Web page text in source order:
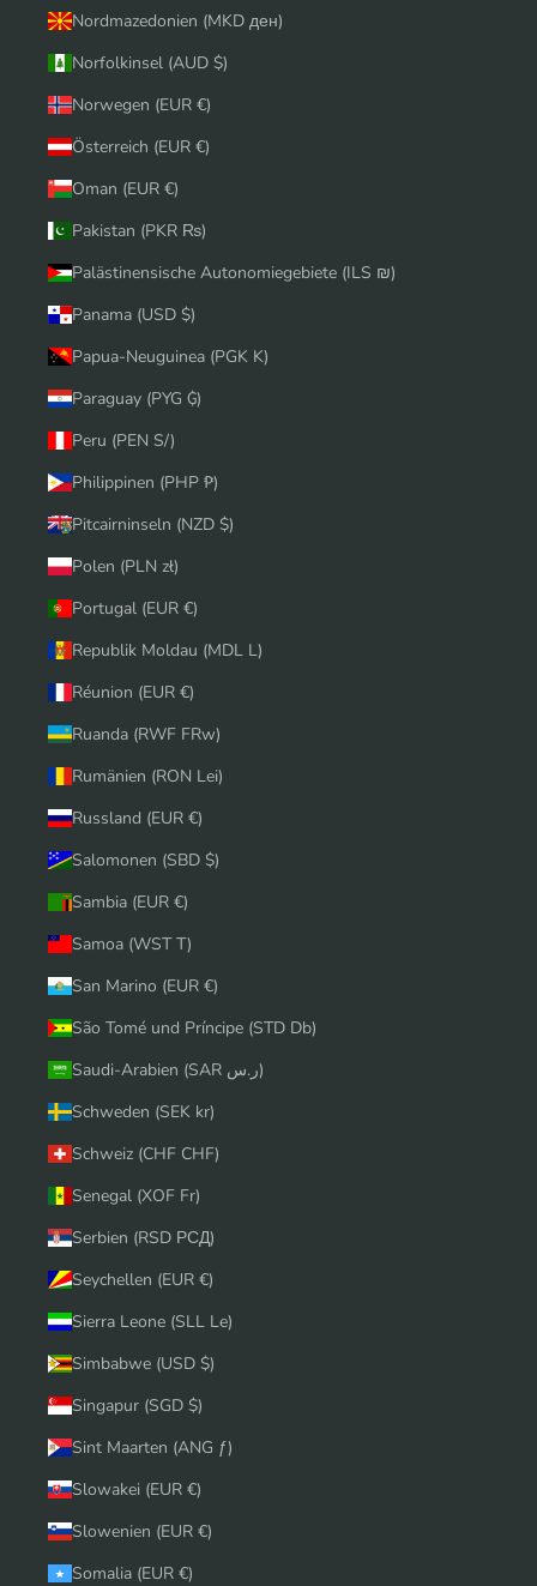
Nordmazedonien (MKD ден)
Norfolkinsel (AUD $)
Norwegen (EUR €)
Österreich (EUR €)
Oman (EUR €)
Pakistan (PKR ₨)
Palästinensische Autonomiegebiete (ILS ₪)
Panama (USD $)
Papua-Neuguinea (PGK K)
Paraguay (PYG ₲)
Peru (PEN S/)
Philippinen (PHP ₱)
Pitcairninseln (NZD $)
Polen (PLN zł)
Portugal (EUR €)
Republik Moldau (MDL L)
Réunion (EUR €)
Ruanda (RWF FRw)
Rumänien (RON Lei)
Russland (EUR €)
Salomonen (SBD $)
Sambia (EUR €)
Samoa (WST T)
San Marino (EUR €)
São Tomé und Príncipe (STD Db)
Saudi-Arabien (SAR ر.س)
Schweden (SEK kr)
Schweiz (CHF CHF)
Senegal (XOF Fr)
Serbien (RSD РСД)
Seychellen (EUR €)
Sierra Leone (SLL Le)
Simbabwe (USD $)
Singapur (SGD $)
Sint Maarten (ANG ƒ)
Slowakei (EUR €)
Slowenien (EUR €)
Somalia (EUR €)